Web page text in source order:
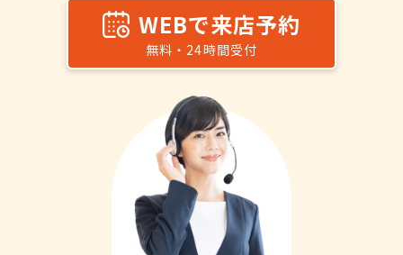
WEBで来店予約
無料・24時間受付